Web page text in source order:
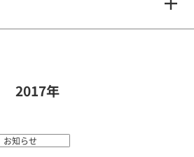
2017年
お知らせ